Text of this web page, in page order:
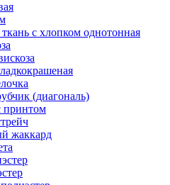
с хлопком однотонная
(диагональ)
принтом
жаккард